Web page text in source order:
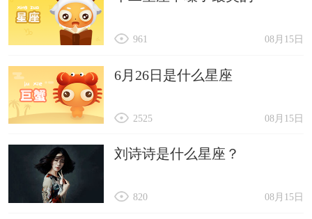
08月15日
961
6月26日是什么星座
08月15日
2525
刘诗诗是什么星座？
08月15日
820